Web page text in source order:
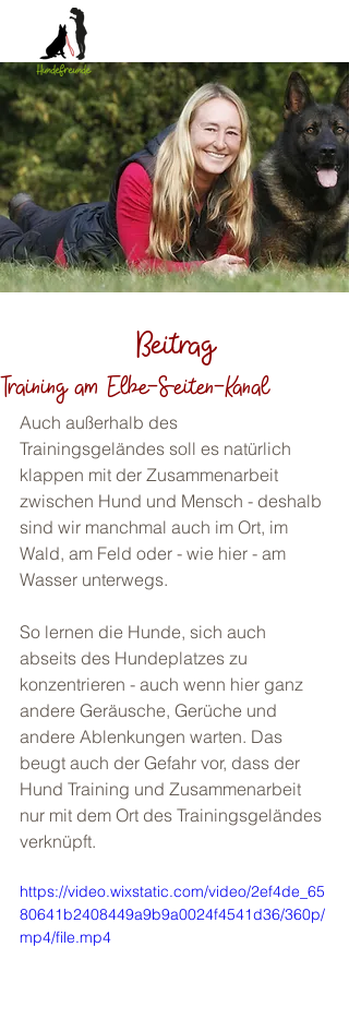
Beitrag
Training am Elbe-Seiten-Kanal
Auch außerhalb des
Trainingsgeländes soll es natürlich
klappen mit der Zusammenarbeit
zwischen Hund und Mensch - deshalb
sind wir manchmal auch im Ort, im
Wald, am Feld oder - wie hier - am
Wasser unterwegs.
So lernen die Hunde, sich auch
abseits des Hundeplatzes zu
konzentrieren - auch wenn hier ganz
andere Geräusche, Gerüche und
andere Ablenkungen warten. Das
beugt auch der Gefahr vor, dass der
Hund Training und Zusammenarbeit
nur mit dem Ort des Trainingsgeländes
verknüpft.
https://video.wixstatic.com/video/2ef4de_65
80641b2408449a9b9a0024f4541d36/360p/
mp4/file.mp4